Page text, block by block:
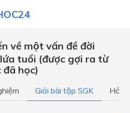
về một vấn đề đời
tuổi (được gợi ra từ
học)
Giải bài tập SGK Hỏi